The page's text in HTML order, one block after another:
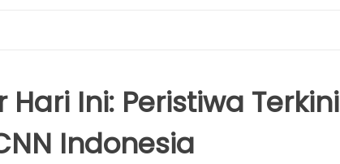
Ini: Peristiwa Terkini
Indonesia